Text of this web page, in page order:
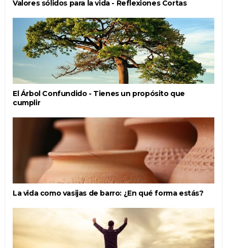
Valores sólidos para la vida - Reflexiones Cortas
El Árbol Confundido - Tienes un propósito que
cumplir
La vida como vasijas de barro: ¿En qué forma estás?